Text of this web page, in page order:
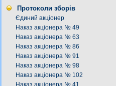
Протоколи зборів
Єдиний акціонер
Наказ акціонера № 49
Наказ акціонера № 63
Наказ акціонера № 86
Наказ акціонера № 91
Наказ акціонера № 98
Наказ акціонера № 102
Наказ акціонера № 41